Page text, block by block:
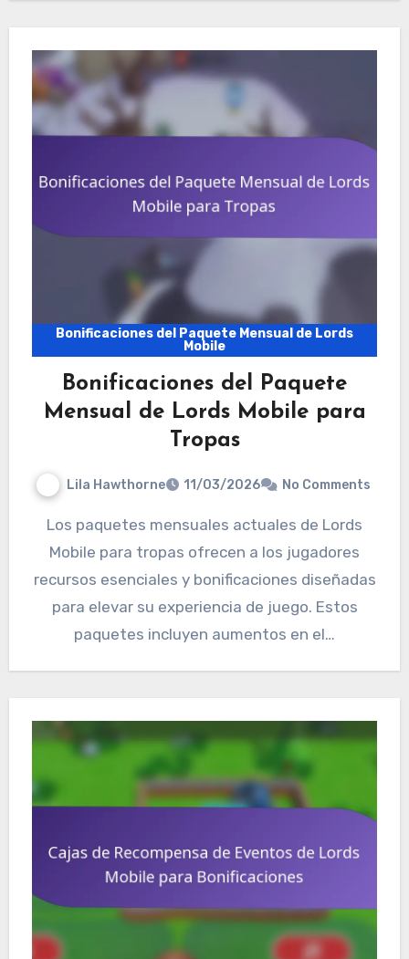
Bonificaciones del Paquete Mensual de Lords
Mobile
Bonificaciones del Paquete
Mensual de Lords Mobile para
Tropas
Lila Hawthorne 11/03/2026 No Comments
Los paquetes mensuales actuales de Lords
Mobile para tropas ofrecen a los jugadores
recursos esenciales y bonificaciones diseñadas
para elevar su experiencia de juego. Estos
paquetes incluyen aumentos en el…